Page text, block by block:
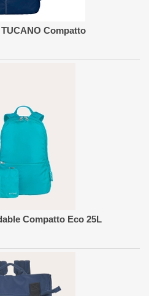
Compatto
Compatto Eco 25L